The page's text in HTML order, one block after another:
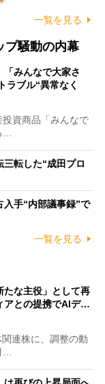
一覧を見る
プ騒動の内幕
「みんなで大家さ
ラブル“異常なく
資商品「みんなで
…
三転した“成田プロ
入手“内部議事録”で
一覧を見る
たな主役」として再
アとの提携でAIデ…
連株に、調整の動
…